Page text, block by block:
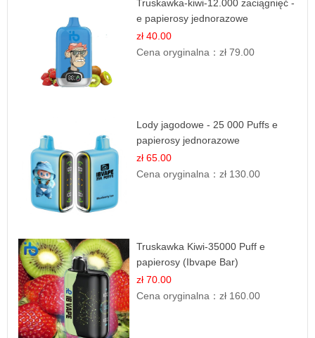
Truskawka-kiwi-12.000 zaciągnięć -
e papierosy jednorazowe
zł 40.00
Cena oryginalna：zł 79.00
Lody jagodowe - 25 000 Puffs e
papierosy jednorazowe
zł 65.00
Cena oryginalna：zł 130.00
Truskawka Kiwi-35000 Puff e
papierosy (Ibvape Bar)
zł 70.00
Cena oryginalna：zł 160.00